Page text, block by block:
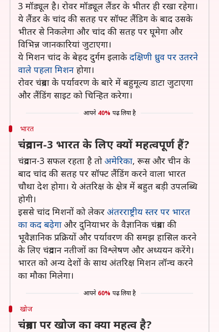
3 मॉड्यूल है। रोवर मॉड्यूल लैंडर के भीतर ही रखा रहेगा।
ये लैंडर के चांद की सतह पर सॉफ्ट लैंडिग के बाद उसके
भीतर से निकलेगा और चांद की सतह पर घूमेगा और
विभिन्न जानकारियां जुटाएगा।
ये मिशन चांद के बेहद दुर्गम इलाके दक्षिणी ध्रुव पर उतरने
वाले पहला मिशन होगा।
रोवर चंद्रमा के पर्यावरण के बारे में बहुमूल्य डाटा जुटाएगा
और लैंडिंग साइट को चिन्हित करेगा।
आपने 40% पढ़ लिया है
भारत
चंद्रयान-3 भारत के लिए क्यों महत्वपूर्ण हैं?
चंद्रयान-3 सफल रहता है तो अमेरिका, रूस और चीन के
बाद चांद की सतह पर सॉफ्ट लैंडिंग करने वाला भारत
चौथा देश होगा। ये अंतरिक्ष के क्षेत्र में बहुत बड़ी उपलब्धि
होगी।
इससे चांद मिशनों को लेकर अंतरराष्ट्रीय स्तर पर भारत
का कद बढ़ेगा और दुनियाभर के वैज्ञानिक चंद्रमा की
भूवैज्ञानिक प्रक्रियों और पर्यावरण की समझ हासिल करने
के लिए चंद्रयान नतीजों का विश्लेषण और अध्ययन करेंगे।
भारत को अन्य देशों के साथ अंतरिक्ष मिशन लॉन्च करने
का मौका मिलेगा।
आपने 60% पढ़ लिया है
खोज
चंद्रमा पर खोज का क्या महत्व है?